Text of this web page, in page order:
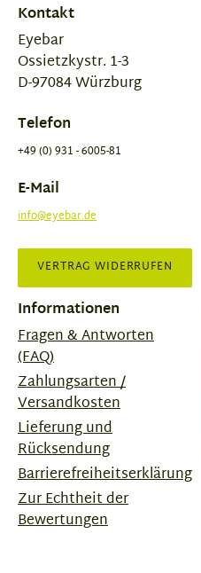
Kontakt
Eyebar
Ossietzkystr. 1-3
D-97084 Würzburg
Telefon
+49 (0) 931 - 6005-81
E-Mail
info@eyebar.de
VERTRAG WIDERRUFEN
Informationen
Fragen & Antworten
(FAQ)
Zahlungsarten /
Versandkosten
Lieferung und
Rücksendung
Barrierefreiheitserklärung
Zur Echtheit der
Bewertungen